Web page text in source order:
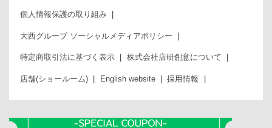
個人情報保護の取り組み
大西グループ ソーシャルメディアポリシー
特定商取引法に基づく表示 株式会社店研創意について
店舗(ショールーム) English website 採用情報